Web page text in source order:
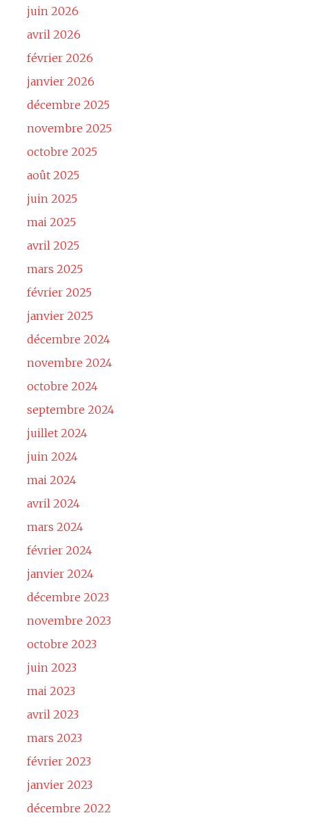
juin 2026
avril 2026
février 2026
janvier 2026
décembre 2025
novembre 2025
octobre 2025
août 2025
juin 2025
mai 2025
avril 2025
mars 2025
février 2025
janvier 2025
décembre 2024
novembre 2024
octobre 2024
septembre 2024
juillet 2024
juin 2024
mai 2024
avril 2024
mars 2024
février 2024
janvier 2024
décembre 2023
novembre 2023
octobre 2023
juin 2023
mai 2023
avril 2023
mars 2023
février 2023
janvier 2023
décembre 2022